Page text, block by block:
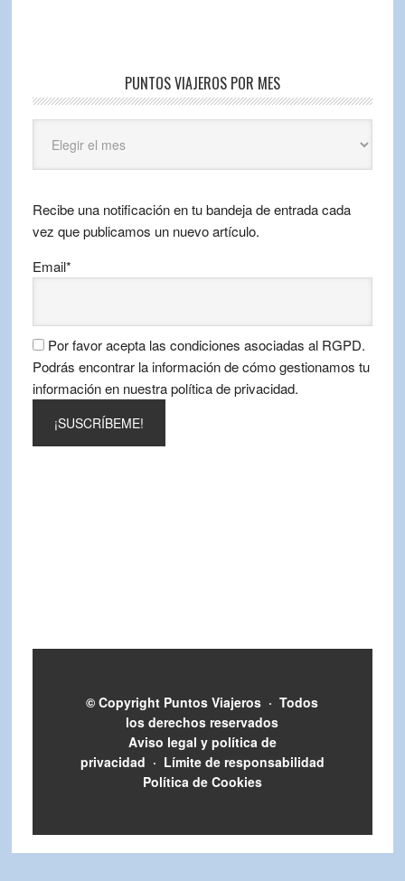
PUNTOS VIAJEROS POR MES
Viajeros
por
Recibe una notificación en tu bandeja de entrada cada
vez que publicamos un nuevo artículo.
Email*
Por favor acepta las condiciones asociadas al RGPD.
Podrás encontrar la información de cómo gestionamos tu
información en nuestra política de privacidad.
© Copyright Puntos Viajeros · Todos
los derechos reservados
Aviso legal y política de
privacidad · Límite de responsabilidad
Política de Cookies